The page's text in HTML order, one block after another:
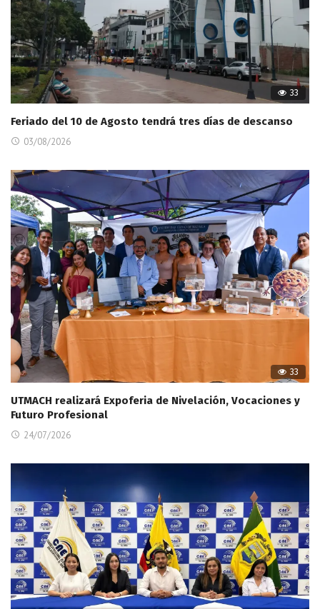
33
Feriado del 10 de Agosto tendrá tres días de descanso
03/08/2026
33
UTMACH realizará Expoferia de Nivelación, Vocaciones y
Futuro Profesional
24/07/2026